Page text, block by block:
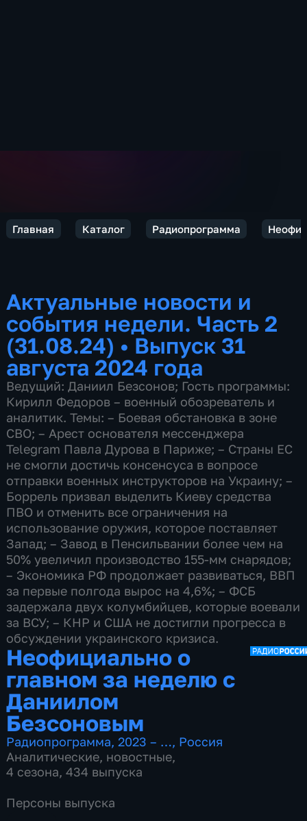
Главная Каталог Радиопрограмма
Актуальные новости и
события недели. Часть 2
(31.08.24) • Выпуск 31
августа 2024 года
Ведущий: Даниил Безсонов; Гость программы:
Кирилл Федоров – военный обозреватель и
аналитик. Темы: – Боевая обстановка в зоне
СВО; – Арест основателя мессенджера
Telegram Павла Дурова в Париже; – Страны ЕС
не смогли достичь консенсуса в вопросе
отправки военных инструкторов на Украину; –
Боррель призвал выделить Киеву средства
ПВО и отменить все ограничения на
использование оружия, которое поставляет
Запад; – Завод в Пенсильвании более чем на
50% увеличил производство 155-мм снарядов;
– Экономика РФ продолжает развиваться, ВВП
за первые полгода вырос на 4,6%; – ФСБ
задержала двух колумбийцев, которые воевали
за ВСУ; – КНР и США не достигли прогресса в
обсуждении украинского кризиса.
Неофициально о
главном за неделю с
Даниилом
Безсоновым
Радиопрограмма,2023 – …, Россия
Аналитические, новостные,
4 сезона, 434 выпуска
Персоны выпуска